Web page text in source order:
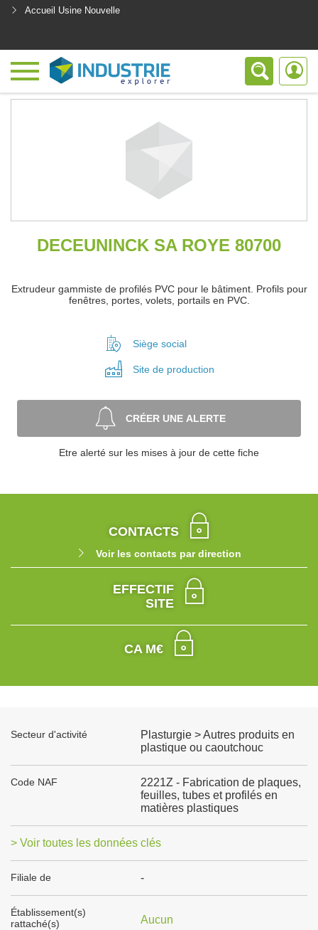
Accueil Usine Nouvelle
DECEUNINCK SA ROYE 80700
Extrudeur gammiste de profilés PVC pour le bâtiment. Profils pour
fenêtres, portes, volets, portails en PVC.
Siège social
Site de production
CRÉER UNE ALERTE
Etre alerté sur les mises à jour de cette fiche
CONTACTS
Voir les contacts par direction
EFFECTIF
SITE
CA M€
Secteur d'activité
Plasturgie > Autres produits en
plastique ou caoutchouc
Code NAF
2221Z - Fabrication de plaques,
feuilles, tubes et profilés en
matières plastiques
> Voir toutes les données clés
Filiale de -
Établissement(s)
rattaché(s)
Aucun